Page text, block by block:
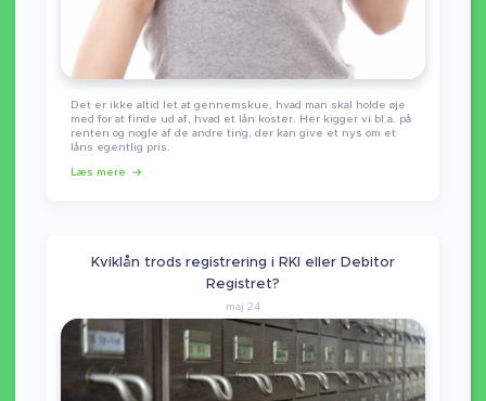
Det er ikke altid let at gennemskue, hvad man skal holde øje
med for at finde ud af, hvad et lån koster. Her kigger vi bl.a. på
renten og nogle af de andre ting, der kan give et nys om et
låns egentlig pris.
Læs mere
Kviklån trods registrering i RKI eller Debitor
Registret?
maj 24